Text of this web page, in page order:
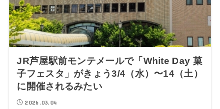
JR芦屋駅前モンテメールで「White Day 菓
子フェスタ」がきょう3/4（水）〜14（土）
に開催されるみたい
2026.03.04